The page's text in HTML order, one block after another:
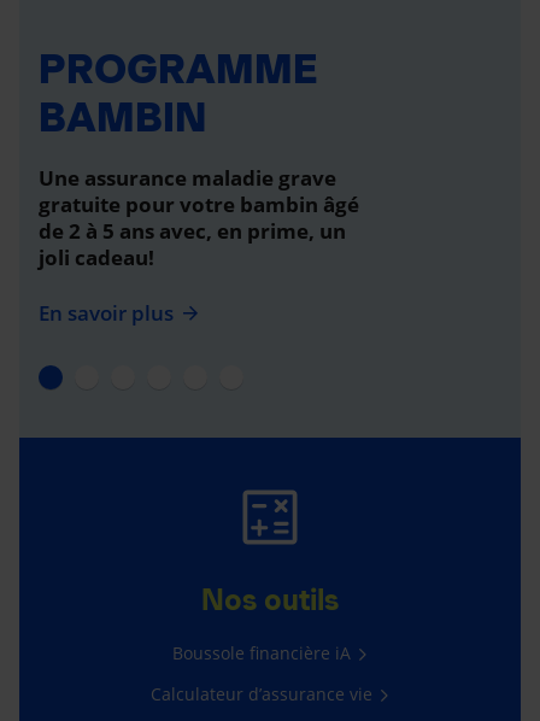
PROGRAMME
BAMBIN
Une assurance maladie grave
gratuite pour votre bambin âgé
de 2 à 5 ans avec, en prime, un
joli cadeau!
En savoir plus
Nos outils
Boussole financière iA
Calculateur d’assurance vie